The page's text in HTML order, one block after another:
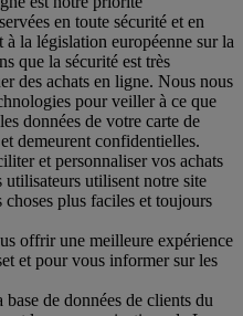
en toute sécurité et en
la législation européenne sur la
que la sécurité est très
des achats en ligne. Nous nous
pour veiller à ce que
données de votre carte de
demeurent confidentielles.
et personnaliser vos achats
utilisent notre site
plus faciles et toujours
offrir une meilleure expérience
et pour vous informer sur les
de données de clients du